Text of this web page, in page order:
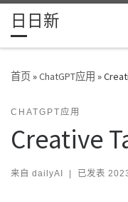
Skip to content
日日新
首页»ChatGPT应用 »
CHATGPT应用
Creative
来自 dailyAI | 已发表